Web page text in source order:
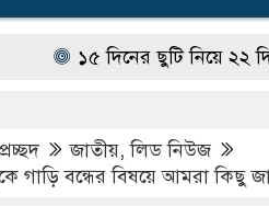
১৫ দিনের ছুটি নিয়ে ২২ দিন পর
প্রচ্ছদ জাতীয়,লিড নিউজ
গাড়ি বন্ধের বিষয়ে আমরা কিছু